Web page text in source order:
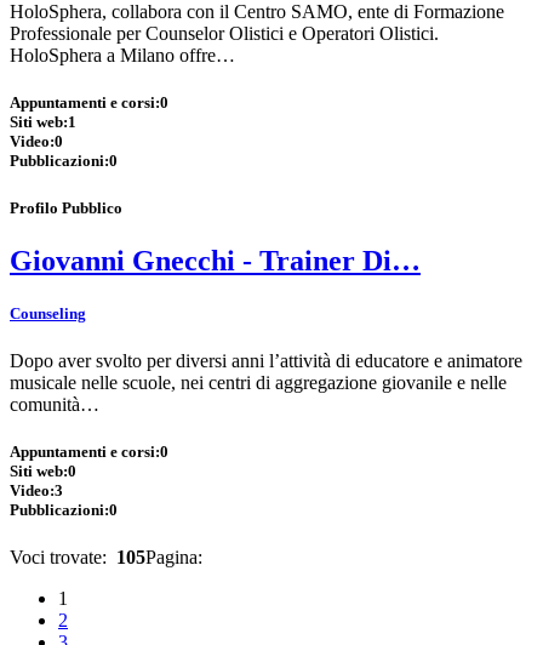
HoloSphera, collabora con il Centro SAMO, ente di Formazione
Professionale per Counselor Olistici e Operatori Olistici.
HoloSphera a Milano offre…
Appuntamenti e corsi:0
Siti web:1
Video:0
Pubblicazioni:0
Profilo Pubblico
Giovanni Gnecchi - Trainer Di…
Counseling
Dopo aver svolto per diversi anni l’attività di educatore e animatore
musicale nelle scuole, nei centri di aggregazione giovanile e nelle
comunità…
Appuntamenti e corsi:0
Siti web:0
Video:3
Pubblicazioni:0
Voci trovate: 105Pagina:
1
2